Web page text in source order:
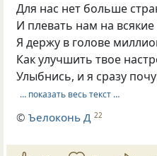
Для нас нет больше
И плевать нам на
Я держу в голове
Как улучшить твое
Улыбнись, и я сразу
… показать весь текст …
©Ъелоконь Д 22